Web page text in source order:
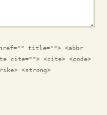
title=""> <abbr
cite=""> <cite> <code>
<strong>